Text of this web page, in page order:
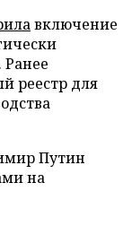
включение
Ранее
реестр для
Путин
на